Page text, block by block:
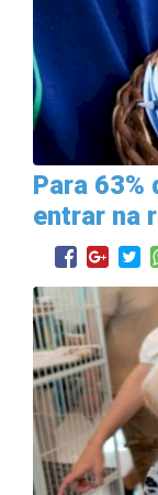
Para
entrar na